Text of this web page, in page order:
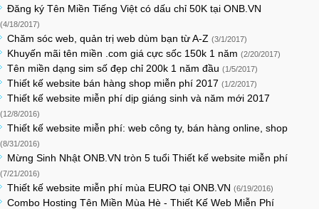
Đăng ký Tên Miền Tiếng Việt có dấu chỉ 50K tại ONB.VN
(4/18/2017)
Chăm sóc web, quản trị web dùm bạn từ A-Z (3/1/2017)
Khuyến mãi tên miền .com giá cực sốc 150k 1 năm (2/20/2017)
Tên miền dạng sim số đẹp chỉ 200k 1 năm đầu (1/5/2017)
Thiết kế website bán hàng shop miễn phí 2017 (1/2/2017)
Thiết kế website miễn phí dịp giáng sinh và năm mới 2017
(12/8/2016)
Thiết kế website miễn phí: web công ty, bán hàng online, shop
(8/31/2016)
Mừng Sinh Nhật ONB.VN tròn 5 tuổi Thiết kế website miễn phí
(7/21/2016)
Thiết kế website miễn phí mùa EURO tại ONB.VN (6/19/2016)
Combo Hosting Tên Miền Mùa Hè - Thiết Kế Web Miễn Phí